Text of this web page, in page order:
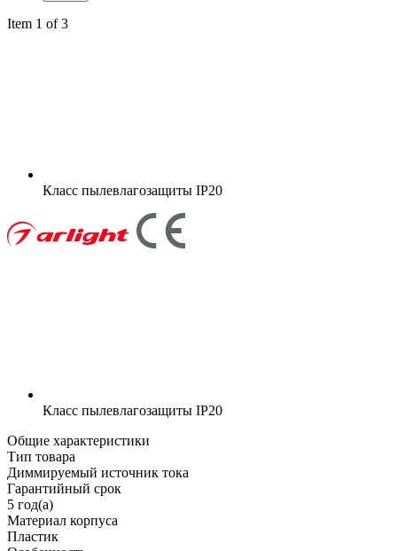
Item 1 of 3
Класс пылевлагозащиты IP20
Класс пылевлагозащиты IP20
Общие характеристики
Тип товара
Диммируемый источник тока
Гарантийный срок
5 год(а)
Материал корпуса
Пластик